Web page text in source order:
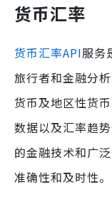
货币汇率
货币汇率API服务
旅行者和金融分
货币及地区性货
数据以及汇率趋
的金融技术和广
准确性和及时性。